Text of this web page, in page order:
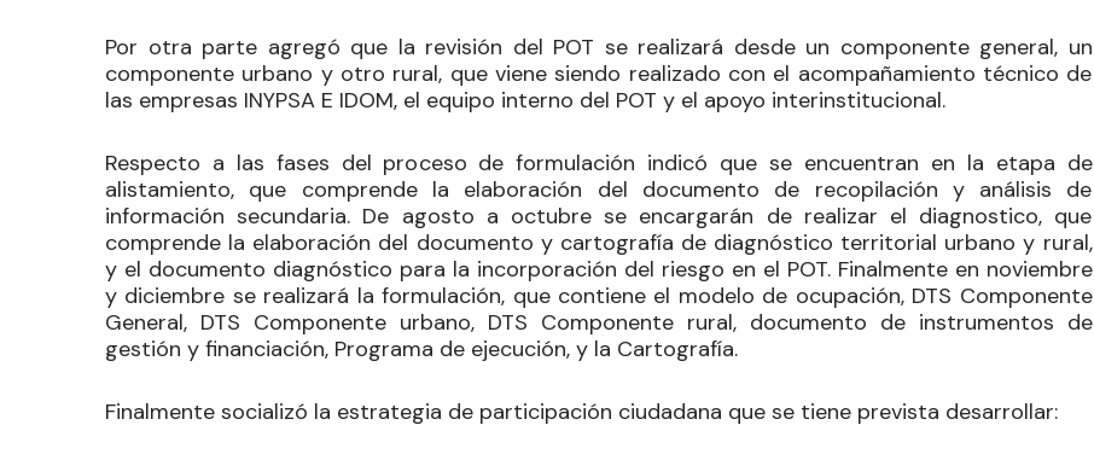
Por otra parte agregó que la revisión del POT se realizará desde un componente general, un
componente urbano y otro rural, que viene siendo realizado con el acompañamiento técnico de
las empresas INYPSA E IDOM, el equipo interno del POT y el apoyo interinstitucional.
Respecto a las fases del proceso de formulación indicó que se encuentran en la etapa de
alistamiento, que comprende la elaboración del documento de recopilación y análisis de
información secundaria. De agosto a octubre se encargarán de realizar el diagnostico, que
comprende la elaboración del documento y cartografía de diagnóstico territorial urbano y rural,
y el documento diagnóstico para la incorporación del riesgo en el POT. Finalmente en noviembre
y diciembre se realizará la formulación, que contiene el modelo de ocupación, DTS Componente
General, DTS Componente urbano, DTS Componente rural, documento de instrumentos de
gestión y financiación, Programa de ejecución, y la Cartografía.
Finalmente socializó la estrategia de participación ciudadana que se tiene prevista desarrollar: